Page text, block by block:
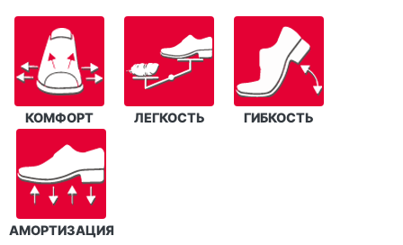
КОМФОРТ ЛЕГКОСТЬ ГИБКОСТЬ
АМОРТИЗАЦИЯ